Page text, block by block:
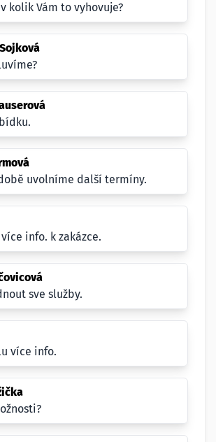
kolik Vám to vyhovuje?
uvolníme další termíny.
info. k zakázce.
sve služby.
více info.